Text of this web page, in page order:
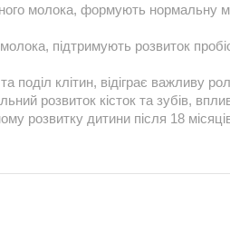
молока, формують нормальну
підтримують розвиток
поділ клітин, відіграє важливу
розвиток кісток та зубів,
розвитку дитини після 18